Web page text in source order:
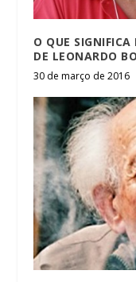
O QUE
DE LEONARDO
30 de março de 2016